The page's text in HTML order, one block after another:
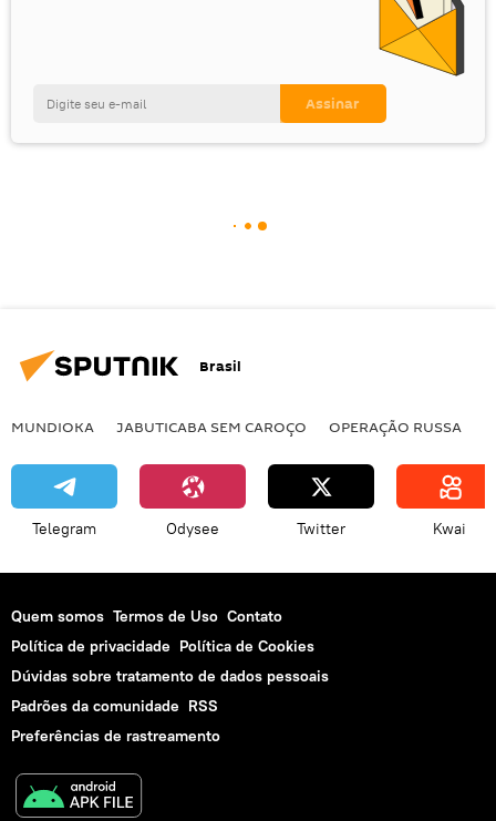
Brasil
MUNDIOKA JABUTICABA SEM CAROÇO OPERAÇÃO RUSSA
Telegram Odysee Twitter Kwai
Quem somos Termos de Uso Contato
Política de privacidade Política de Cookies
Dúvidas sobre tratamento de dados pessoais
Padrões da comunidade RSS
Preferências de rastreamento